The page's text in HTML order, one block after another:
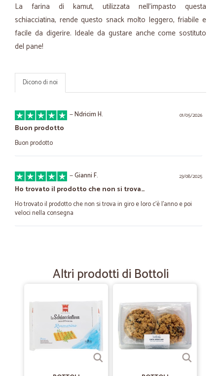
La farina di kamut, utilizzata nell’impasto questa
schiacciatina, rende questo snack molto leggero, friabile e
facile da digerire. Ideale da gustare anche come sostituto
del pane!
Dicono di noi
01/05/2026
—Ndricim H.
Buon prodotto
Buon prodotto
23/08/2025
—Gianni F.
Ho trovato il prodotto che non si trova…
Ho trovato il prodotto che non si trova in giro e loro c'è l'anno e poi
veloci nella consegna
Sono molto precisi e affidabili, sono molto soddisfatto
01/06/2023
Carla C.
Mi trovo bene con Cicalia
Mi trovo bene con Cicalia, vastissima gamma di prodotti freschi e di
qualità, forse i prezzi non troppo convenienti. Consegne sempre veloci
e puntuali. Lo consiglio.
Altri prodotti di Bottoli